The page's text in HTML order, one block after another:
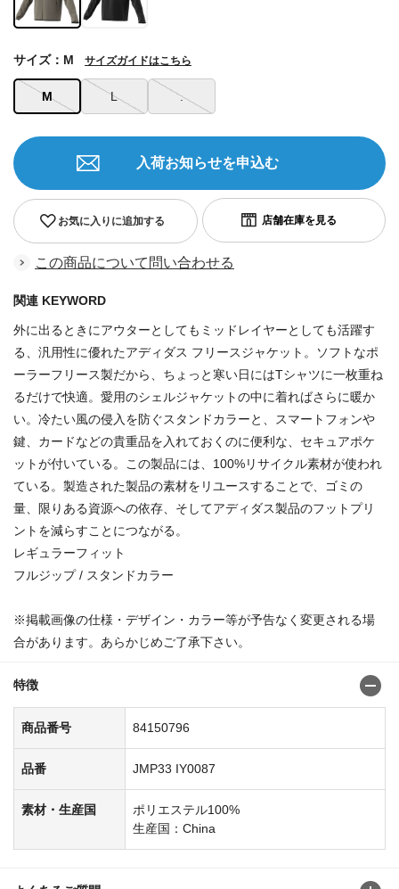
M L .
サイズ：M サイズガイドはこちら
お気に入りに追加する
入荷お知らせを申込む
この商品について問い合わせる
関連 KEYWORD
外に出るときにアウターとしてもミッドレイヤーとしても活躍す
る、汎用性に優れたアディダス フリースジャケット。ソフトなポ
ーラーフリース製だから、ちょっと寒い日にはTシャツに一枚重ね
るだけで快適。愛用のシェルジャケットの中に着ればさらに暖か
い。冷たい風の侵入を防ぐスタンドカラーと、スマートフォンや
鍵、カードなどの貴重品を入れておくのに便利な、セキュアポケ
ットが付いている。この製品には、100%リサイクル素材が使われ
ている。製造された製品の素材をリユースすることで、ゴミの
量、限りある資源への依存、そしてアディダス製品のフットプリ
ントを減らすことにつながる。
レギュラーフィット
フルジップ / スタンドカラー
※掲載画像の仕様・デザイン・カラー等が予告なく変更される場
合があります。あらかじめご了承下さい。
特徴
商品番号 84150796
品番 JMP33 IY0087
素材・生産国
ポリエステル100%
生産国：China